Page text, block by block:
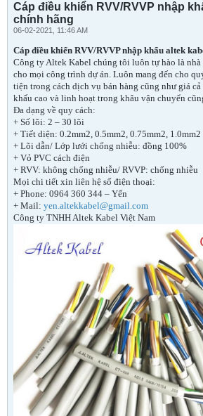
Cáp điều khiển RVV/RVVP nhập
chính hãng
06-02-2021, 11:46 AM
Cáp điều khiển RVV/RVVP nhập khẩu altek
Công ty Altek Kabel chúng tôi luôn tự hào là nhà
cho mọi công trình dự án. Luôn mang đến cho
tiện trong cách dịch vụ bán hàng cũng như giá
khấu cao và linh hoạt trong khâu vận chuyển
Đa dạng về quy cách:
+ Số lõi: 2 – 30 lõi
+ Tiết diện: 0.2mm2, 0.5mm2, 0.75mm2, 1.0mm2
+ Lõi dẫn/ Lớp lưới chống nhiễu: đồng 100%
+ Vỏ PVC cách điện
+ RVV: không chống nhiễu/ RVVP: chống nhiễu
Mọi chi tiết xin liên hệ số điện thoại:
+ Phone: 0964 360 344 – Yến
+ Mail: yen.altekkabel@gmail.com
Công ty TNHH Altek Kabel Việt Nam